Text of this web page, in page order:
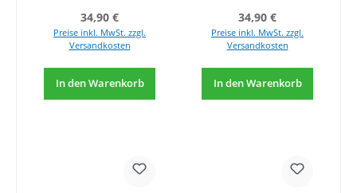
Regulärer Preis:
34,90 €
Preise inkl. MwSt. zzgl.
Versandkosten
In den Warenkorb
Regulärer Preis:
34,90 €
Preise inkl. MwSt. zzgl.
Versandkosten
In den Warenkorb